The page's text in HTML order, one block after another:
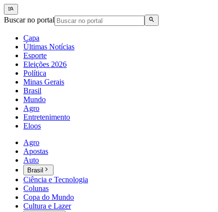
Buscar no portal
Capa
Últimas Notícias
Esporte
Eleições 2026
Política
Minas Gerais
Brasil
Mundo
Agro
Entretenimento
Eloos
Agro
Apostas
Auto
Brasil
Ciência e Tecnologia
Colunas
Copa do Mundo
Cultura e Lazer